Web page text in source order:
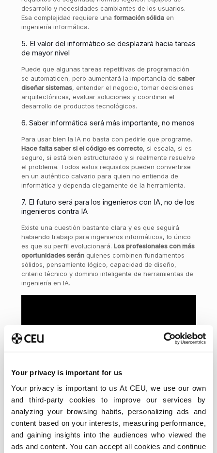
Your privacy is important for us
Your privacy is important to us At CEU, we use our own
and third-party cookies to improve our services by
analyzing your browsing habits, personalizing ads and
content based on your interests, measuring performance,
and gaining insights into the audiences who viewed the
ads and content. You can accept all cookies and continue
desarrollo y necesidades cambiantes de los usuarios.
Esa complejidad requiere una formación sólidaen
ingeniería informática.
5. El valor del informático se desplazará hacia tareas
de mayor nivel
Puede que algunas tareas repetitivas de programación
se automaticen, pero aumentará la importancia de saber
diseñar sistemas, entender el negocio, tomar decisiones
arquitectónicas, evaluar soluciones y coordinar el
desarrollo de productos tecnológicos.
6. Saber informática será más importante, no menos
Para usar bien la IA no basta con pedirle que programe.
Hace falta saber si el código es correcto, si escala, si es
seguro, si está bien estructurado y si realmente resuelve
el problema. Todos estos requisitos pueden convertirse
en un auténtico calvario para quien no entienda de
informática y dependa ciegamente de la herramienta.
7. El futuro será para los ingenieros con IA, no de los
ingenieros contra IA
Existe una cuestión bastante clara y es que seguirá
habiendo trabajo para ingenieros informáticos, lo único
es que su perfil evolucionará. Los profesionales con más
oportunidades seránquienes combinen fundamentos
sólidos, pensamiento lógico, capacidad de diseño,
criterio técnico y dominio inteligente de herramientas de
ingeniería en IA.